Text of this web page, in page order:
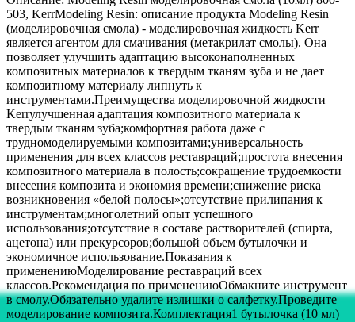
503, KerrModeling Resin: описание продукта Modeling Resin
(моделировочная смола) - моделировочная жидкость Kerr
является агентом для смачивания (метакрилат смолы). Она
позволяет улучшить адаптацию высоконаполненных
композитных материалов к твердым тканям зуба и не дает
композитному материалу липнуть к
инструментами.Преимущества моделировочной жидкости
Kerrулучшенная адаптация композитного материала к
твердым тканям зуба;комфортная работа даже с
трудномоделируемыми композитами;универсальность
применения для всех классов реставраций;простота внесения
композитного материала в полость;сокращение трудоемкости
внесения композита и экономия времени;снижение риска
возникновения «белой полосы»;отсутствие прилипания к
инструментам;многолетний опыт успешного
использования;отсутствие в составе растворителей (спирта,
ацетона) или прекурсоров;большой объем бутылочки и
экономичное использование.Показания к
применениюМоделирование реставраций всех
классов.Рекомендация по применениюОбмакните инструмент
в смолу.Обязательно удалите излишки о салфетку.Проведите
моделирование композита.Комплектация1 бутылочка (10 мл)